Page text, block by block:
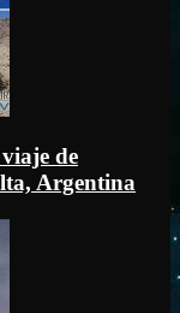
de
Argentina